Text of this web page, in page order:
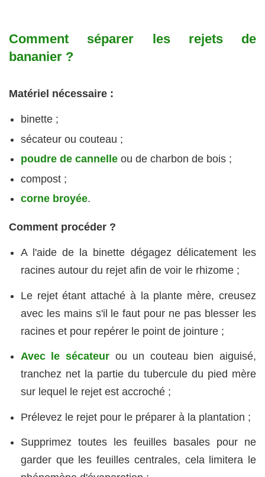
Comment séparer les rejets de
bananier ?
Matériel nécessaire :
binette ;
sécateur ou couteau ;
poudre de cannelleou de charbon de bois ;
compost ;
corne broyée.
Comment procéder ?
A l'aide de la binette dégagez délicatement les
racines autour du rejet afin de voir le rhizome ;
Le rejet étant attaché à la plante mère, creusez
avec les mains s'il le faut pour ne pas blesser les
racines et pour repérer le point de jointure ;
Avec le sécateur ou un couteau bien aiguisé,
tranchez net la partie du tubercule du pied mère
sur lequel le rejet est accroché ;
Prélevez le rejet pour le préparer à la plantation ;
Supprimez toutes les feuilles basales pour ne
garder que les feuilles centrales, cela limitera le